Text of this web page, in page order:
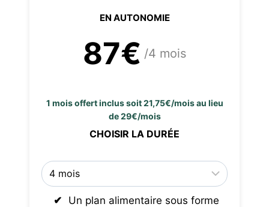
EN AUTONOMIE
87€ /4 mois
1 mois offert inclus soit 21,75€/mois au lieu
de 29€/mois
CHOISIR LA DURÉE
Un plan alimentaire sous forme